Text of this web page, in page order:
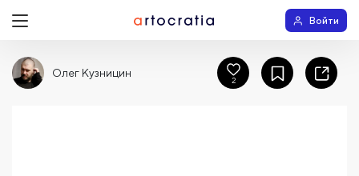
Войти
Олег Кузницин
2